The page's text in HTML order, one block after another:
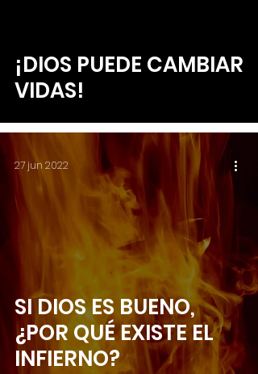
¡DIOS PUEDE CAMBIAR
VIDAS!
SI DIOS ES BUENO,
¿POR QUÉ EXISTE EL
INFIERNO?
27 jun 2022